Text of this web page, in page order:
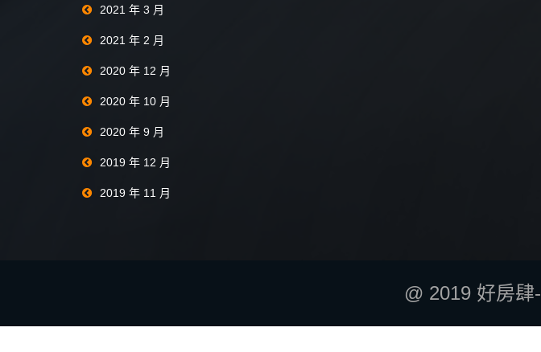
2021 年 3 月
2021 年 2 月
2020 年 12 月
2020 年 10 月
2020 年 9 月
2019 年 12 月
2019 年 11 月
@ 2019 好房